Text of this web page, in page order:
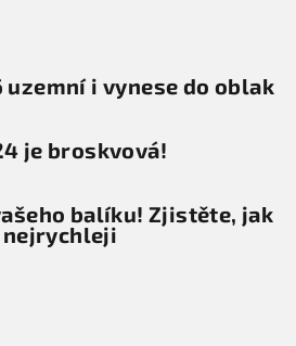
uzemní i vynese do oblak
je broskvová!
balíku! Zjistěte, jak
nejrychleji